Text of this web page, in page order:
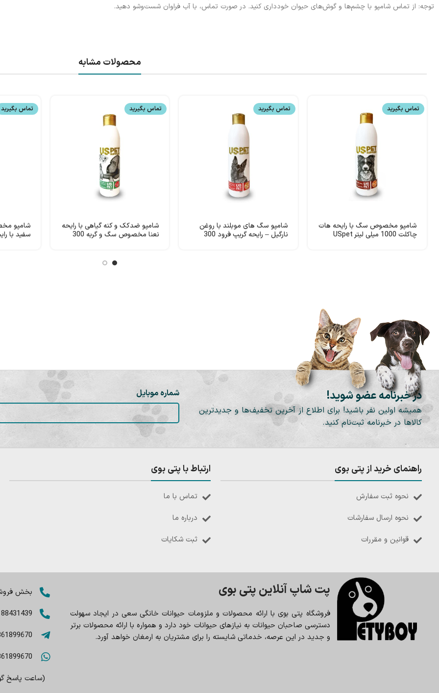
توجه: از تماس شامپو با چشم‌ها و گوش‌های حیوان خودداری کنید. در صورت تماس، با آب فراوان شست‌وشو دهید.
محصولات مشابه
تماس بگیرید
شامپو مخصوص سگ با رایحه هات
چاکلت 1000 میلی لیتر USpet
تماس بگیرید
شامپو سگ های موبلند با روغن
نارگیل – رایحه گریپ فرود 300
تماس بگیرید
شامپو ضدکک و کنه گیاهی با رایحه
نعنا مخصوص سگ و گربه 300
تماس بگیرید
شامپو
در خبرنامه عضو شوید!
همیشه اولین نفر باشید! برای اطلاع از آخرین تخفیف‌ها و جدیدترین
کالاها در خبرنامه ثبت‌نام کنید.
شماره موبایل
راهنمای خرید از پتی بوی
نحوه ثبت سفارش
نحوه ارسال سفارشات
قوانین و مقررات
ارتباط با پتی بوی
تماس با ما
درباره ما
ثبت شکایات
پت شاپ آنلاین پتی بوی
فروشگاه پتی بوی با ارائه محصولات و ملزومات حیوانات خانگی سعی در ایجاد سهولت
دسترسی صاحبان حیوانات به نیازهای حیوانات خود دارد و همواره با ارائه محصولات برتر
و جدید در این عرصه، خدماتی شایسته را برای مشتریان به ارمغان خواهد آورد.
بخش فروش:
(ساعت پاسخ گویی 9صبح